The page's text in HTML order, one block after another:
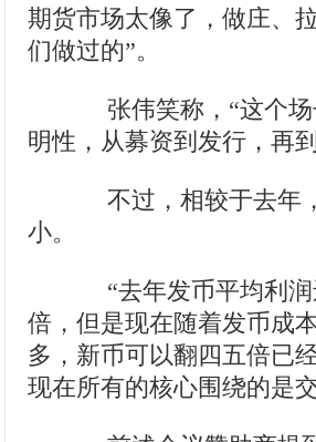
期货市场太像了，做庄、
们做过的”。
张伟笑称，“这个场
明性，从募资到发行，再
不过，相较于去年，
小。
“去年发币平均利润
倍，但是现在随着发币成
多，新币可以翻四五倍已
现在所有的核心围绕的是